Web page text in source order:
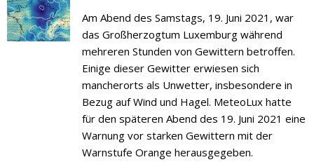
Am Abend des Samstags, 19. Juni 2021, war
das Großherzogtum Luxemburg während
mehreren Stunden von Gewittern betroffen.
Einige dieser Gewitter erwiesen sich
mancherorts als Unwetter, insbesondere in
Bezug auf Wind und Hagel. MeteoLux hatte
für den späteren Abend des 19. Juni 2021 eine
Warnung vor starken Gewittern mit der
Warnstufe Orange herausgegeben.